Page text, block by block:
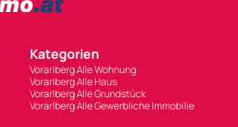
Kategorien
Vorarlberg Alle Wohnung
Vorarlberg Alle Haus
Vorarlberg Alle Grundstück
Vorarlberg Alle Gewerbliche Immobilie